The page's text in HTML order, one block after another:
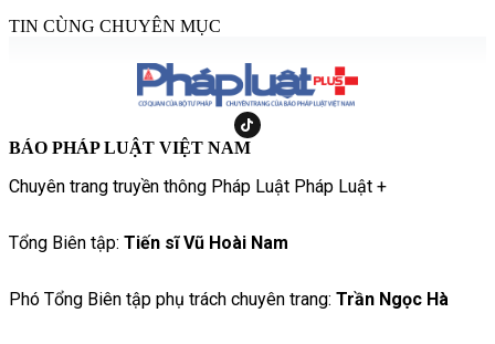
TIN CÙNG CHUYÊN MỤC
BÁO PHÁP LUẬT VIỆT NAM
Chuyên trang truyền thông Pháp Luật Pháp Luật +
Tổng Biên tập: Tiến sĩ Vũ Hoài Nam
Phó Tổng Biên tập phụ trách chuyên trang: Trần Ngọc Hà